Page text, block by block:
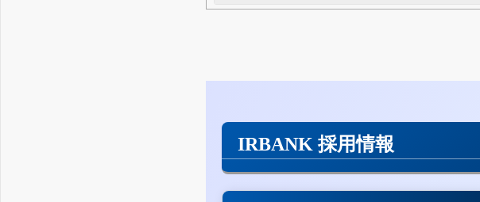
IRBANK 採用情報